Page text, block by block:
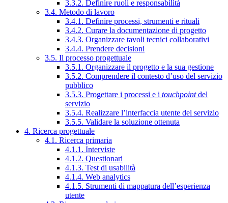
3.3.2. Definire ruoli e responsabilità
3.4. Metodo di lavoro
3.4.1. Definire processi, strumenti e rituali
3.4.2. Curare la documentazione di progetto
3.4.3. Organizzare tavoli tecnici collaborativi
3.4.4. Prendere decisioni
3.5. Il processo progettuale
3.5.1. Organizzare il progetto e la sua gestione
3.5.2. Comprendere il contesto d’uso del servizio
pubblico
3.5.3. Progettare i processi e i touchpointdel
servizio
3.5.4. Realizzare l’interfaccia utente del servizio
3.5.5. Validare la soluzione ottenuta
4. Ricerca progettuale
4.1. Ricerca primaria
4.1.1. Interviste
4.1.2. Questionari
4.1.3. Test di usabilità
4.1.4. Web analytics
4.1.5. Strumenti di mappatura dell’esperienza
utente